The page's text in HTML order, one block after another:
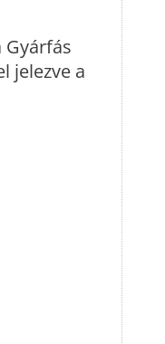
Gyárfás
jelezve a